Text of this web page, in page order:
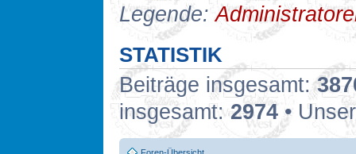
Legende:
STATISTIK
Beiträge insgesamt:
insgesamt:2974 •